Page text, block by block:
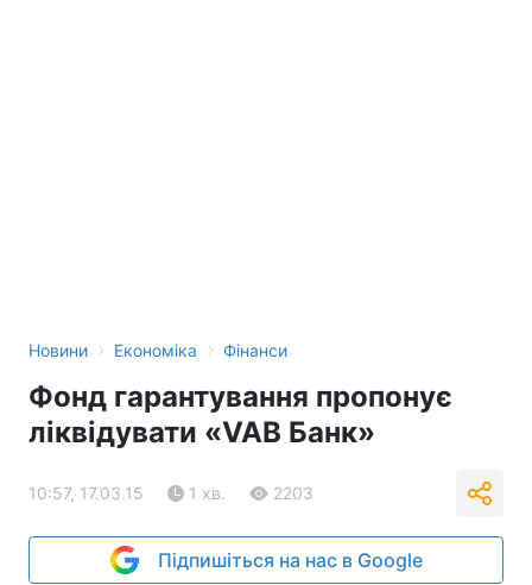
Новини › Економіка › Фінанси
Фонд гарантування пропонує
ліквідувати «VAB Банк»
10:57, 17.03.15 1 хв. 2203
Підпишіться на нас в Google